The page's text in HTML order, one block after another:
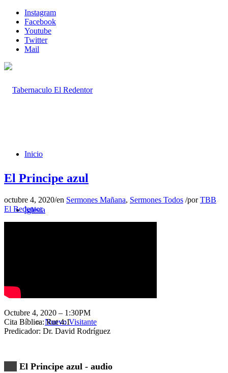
Instagram
Facebook
Youtube
Twitter
Mail
Inicio
Iglesia
Nuevo Visitante
El Principe azul
octubre 4, 2020/en Sermones Mañana, Sermones Todos /porTBB
El Redentor
Octubre 4, 2020 – 1:30PM
Cita Bíblica: Rut 4:1
Predicador: Dr. David Rodríguez
El Principe azul - audio